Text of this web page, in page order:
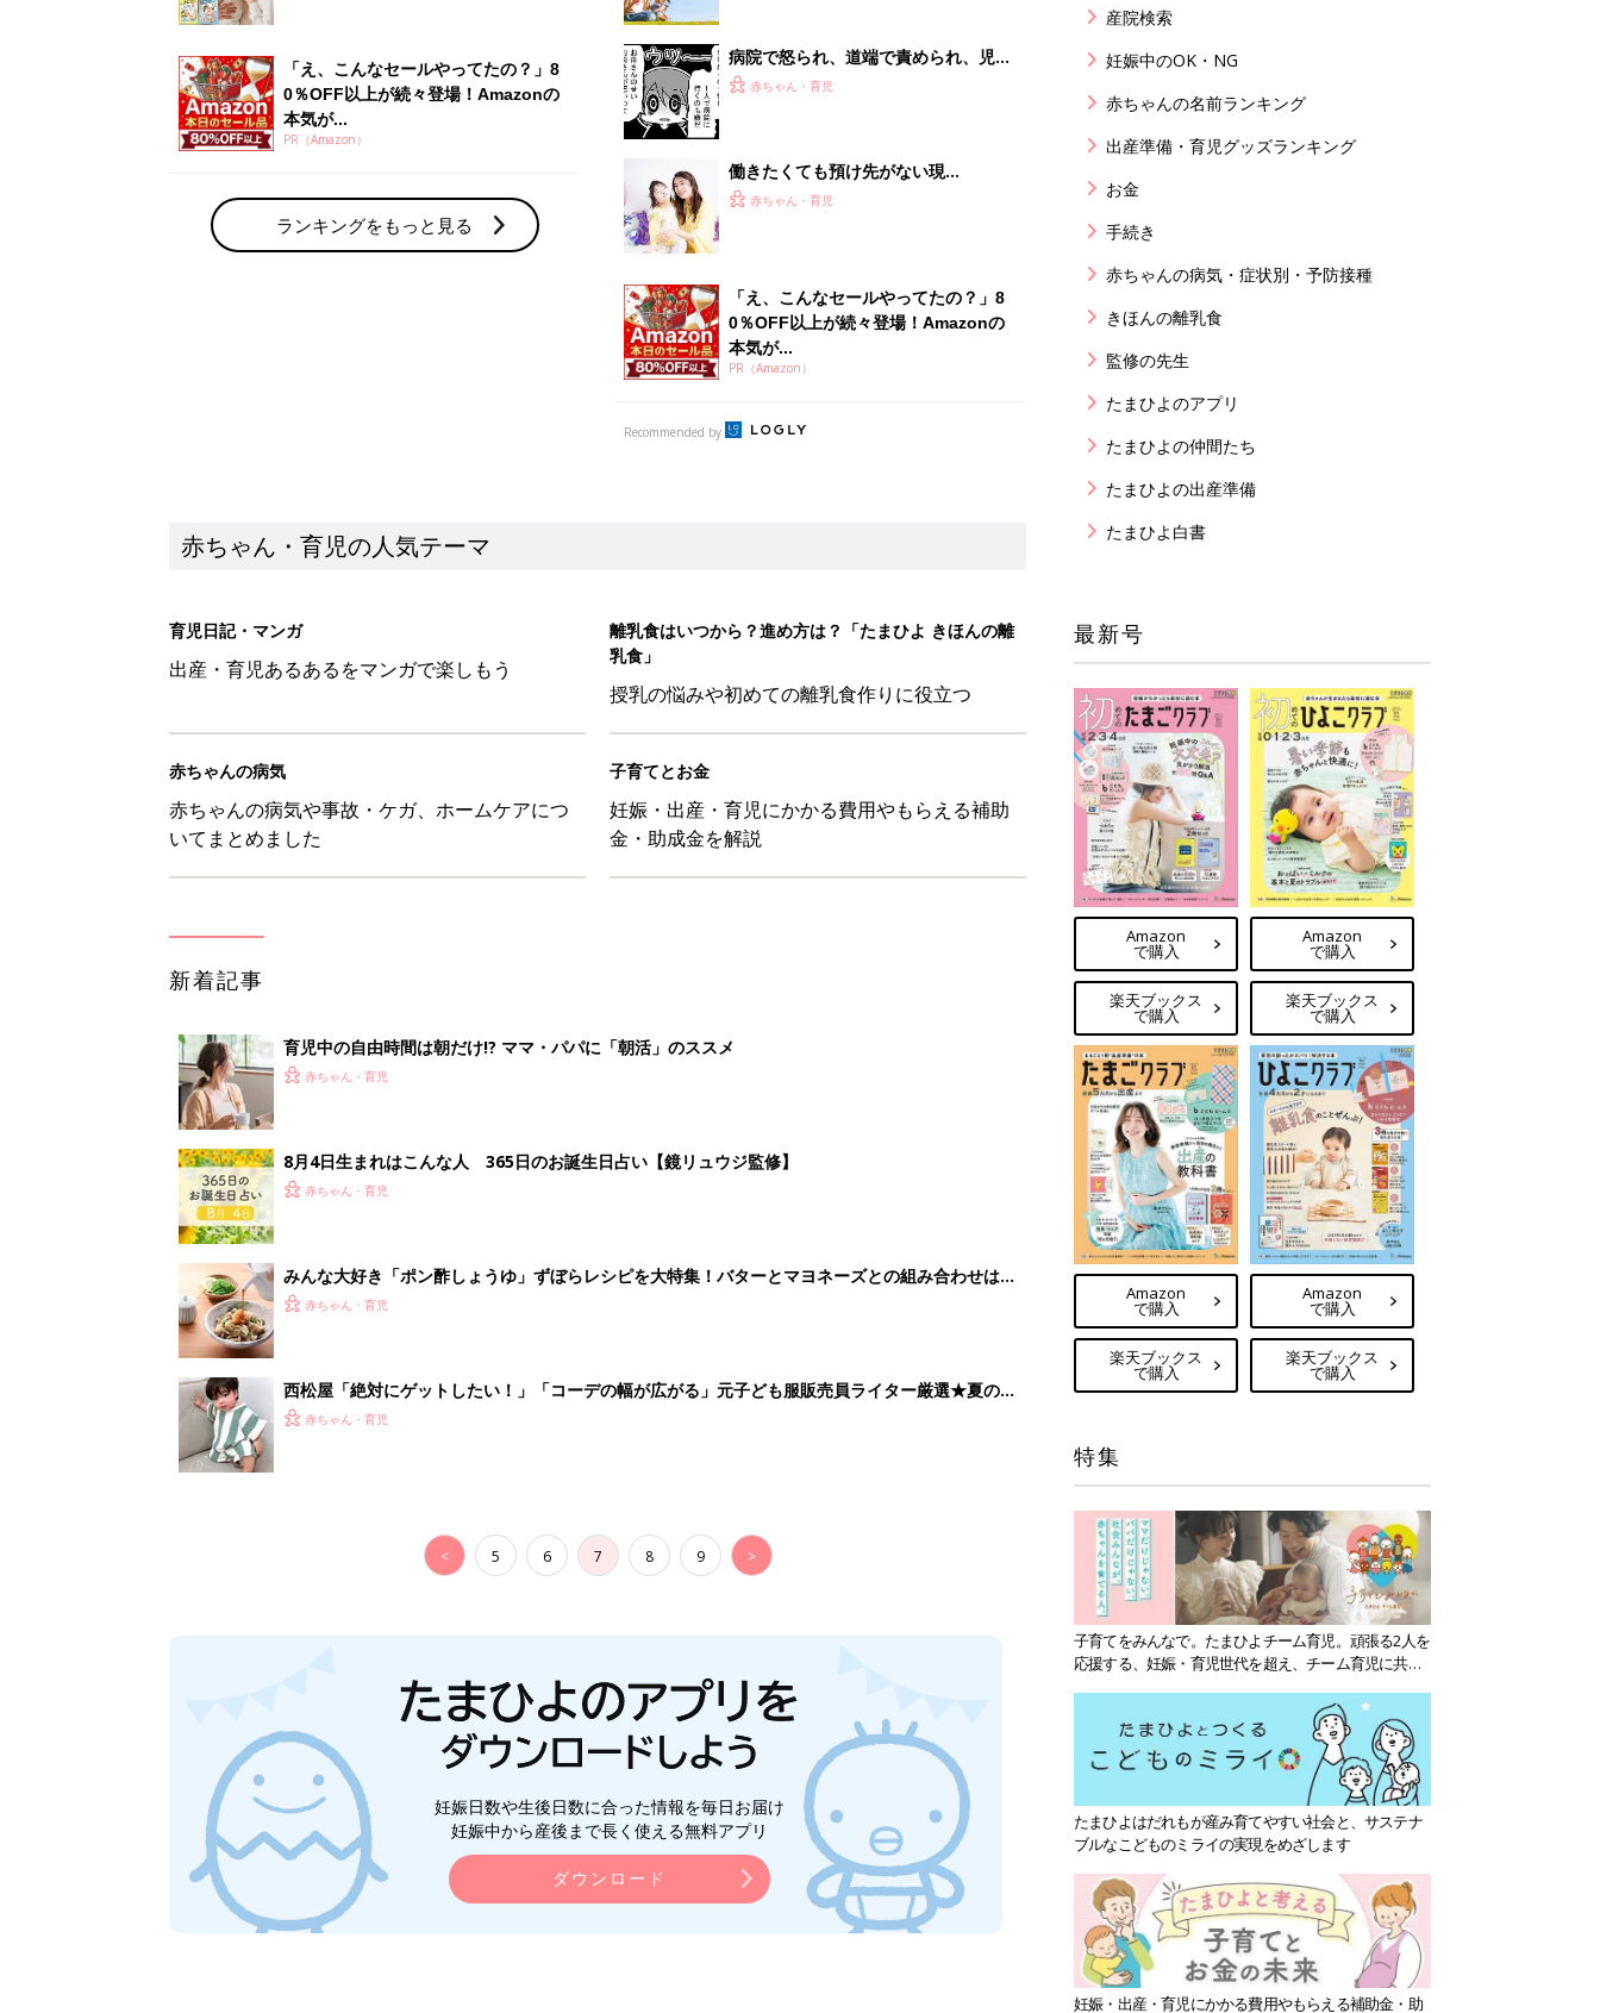
赤ちゃん・育児の人気テーマ
育児日記・マンガ
離乳食はいつから？進め方は？「たまひよ きほんの離
授乳の悩みや初めての離乳食作りに役立つ
子育てとお金
妊娠・出産・育児にかかる費用やもらえる補助
金・助成金を解説
育児中の自由時間は朝だけ!? ママ・パパに「朝活」のススメ
赤ちゃん・育児
8月4日生まれはこんな人 365日のお誕生日占い【鏡リュウジ監修】
赤ちゃん・育児
みんな大好き「ポン酢しょうゆ」ずぼらレシピを大特集！バターとマヨネーズとの組み合わせは栄
< 5 6 7 8 9 >
産院検索
妊娠中のOK・NG
赤ちゃんの名前ランキング
出産準備・育児グッズランキング
お金
手続き
赤ちゃんの病気・症状別・予防接種
きほんの離乳食
監修の先生
たまひよのアプリ
たまひよの仲間たち
たまひよの出産準備
たまひよ白書
最新号
Amazon
で購入
楽天ブックス
で購入
Amazon
で購入
楽天ブックス
で購入
Amazon
で購入
楽天ブックス
で購入
Amazon
で購入
楽天ブックス
で購入
特集
子育てをみんなで。たまひよチーム育児。頑張る2人を
応援する、妊娠・育児世代を超え、チーム育児に共感
たまひよはだれもが産み育てやすい社会と、サステナ
ブルなこどものミライの実現をめざします
妊娠・出産・育児にかかる費用やもらえる補助金・助